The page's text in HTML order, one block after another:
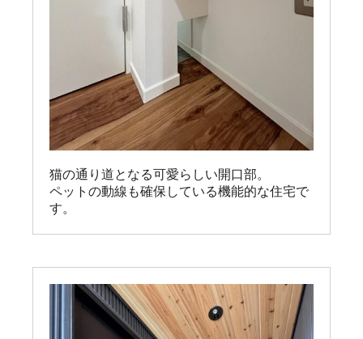
猫の通り道となる可愛らしい開口部。
ペットの動線も確保している機能的な住宅で
す。